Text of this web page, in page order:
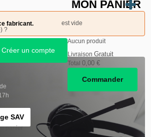
?
un compte
MON PANIER
est vide
Aucun produit
Livraison Gratuit
Total 0,00 €
Commander
panier
fabricant.
SAV